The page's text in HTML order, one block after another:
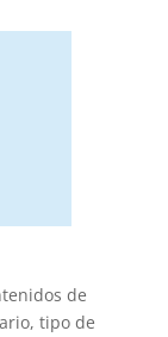
de
tipo de